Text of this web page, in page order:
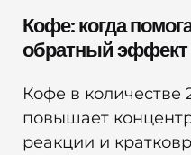
Кофе: когда
обратный эффект
Кофе в количестве
повышает
реакции и